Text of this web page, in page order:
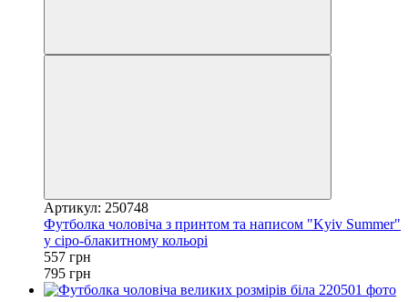
Артикул: 250748
Футболка чоловіча з принтом та написом "Kyiv Summer"
у сіро-блакитному кольорі
557 грн
795 грн